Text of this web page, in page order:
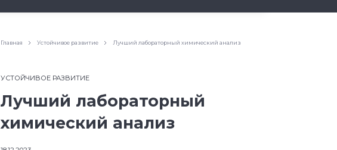
Главная Устойчивое развитие Лучший лабораторный химический анализ
УСТОЙЧИВОЕ РАЗВИТИЕ
Лучший лабораторный
химический анализ